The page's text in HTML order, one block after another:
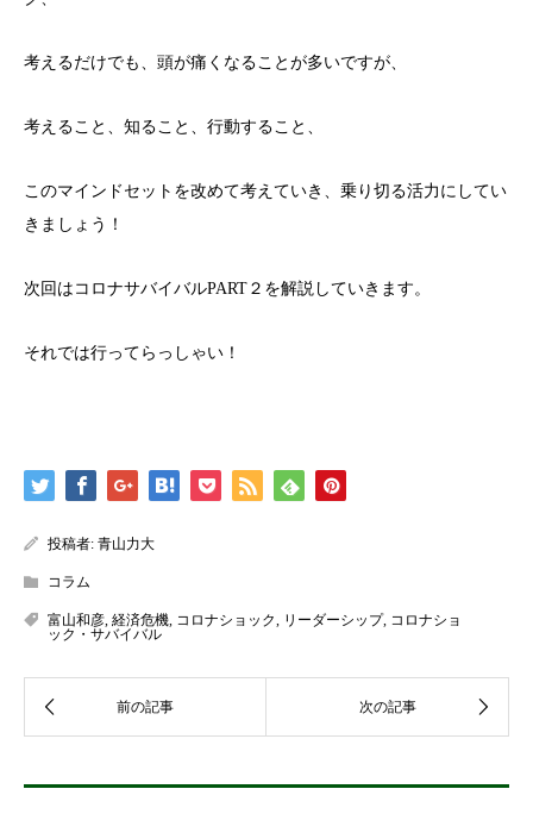
考えるだけでも、頭が痛くなることが多いですが、
考えること、知ること、行動すること、
このマインドセットを改めて考えていき、乗り切る活力にしてい
きましょう！
次回はコロナサバイバルPART２を解説していきます。
それでは行ってらっしゃい！
投稿者: 青山力大
コラム
富山和彦, 経済危機, コロナショック, リーダーシップ, コロナショ
ック・サバイバル